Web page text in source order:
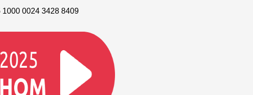
1000 0024 3428 8409